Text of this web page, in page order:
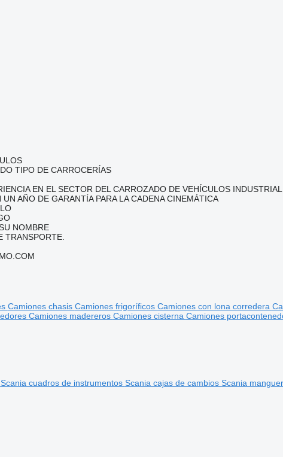
TIPO DE CARROCERÍAS
EN EL SECTOR DEL CARROZADO DE VEHÍCULOS
AÑO DE GARANTÍA PARA LA CADENA CINEMÁTICA
NOMBRE
TRANSPORTE.
Camiones chasis Camiones frigoríficos Camiones con lona corredera
Camiones madereros Camiones cisterna Camiones
Scania cuadros de instrumentos Scania cajas de cambios Scania